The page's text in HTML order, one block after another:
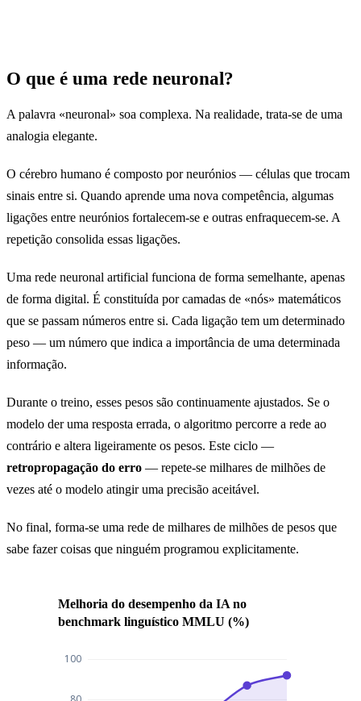
O que é uma rede neuronal?
A palavra «neuronal» soa complexa. Na realidade, trata-se de uma
analogia elegante.
O cérebro humano é composto por neurónios — células que trocam
sinais entre si. Quando aprende uma nova competência, algumas
ligações entre neurónios fortalecem-se e outras enfraquecem-se. A
repetição consolida essas ligações.
Uma rede neuronal artificial funciona de forma semelhante, apenas
de forma digital. É constituída por camadas de «nós» matemáticos
que se passam números entre si. Cada ligação tem um determinado
peso — um número que indica a importância de uma determinada
informação.
Durante o treino, esses pesos são continuamente ajustados. Se o
modelo der uma resposta errada, o algoritmo percorre a rede ao
contrário e altera ligeiramente os pesos. Este ciclo —
retropropagação do erro — repete-se milhares de milhões de
vezes até o modelo atingir uma precisão aceitável.
No final, forma-se uma rede de milhares de milhões de pesos que
sabe fazer coisas que ninguém programou explicitamente.
Melhoria do desempenho da IA no
benchmark linguístico MMLU (%)